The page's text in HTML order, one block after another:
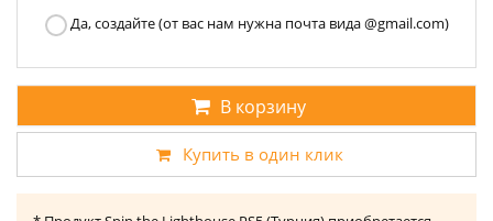
Да, создайте (от вас нам нужна почта вида @gmail.com)
В корзину
Купить в один клик